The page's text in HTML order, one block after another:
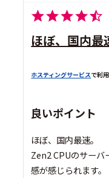
ほぼ、国内最
ホスティングサービスで利用
良いポイント
ほぼ、国内最速。
Zen2 CPUのサーバ
感が感じられます。